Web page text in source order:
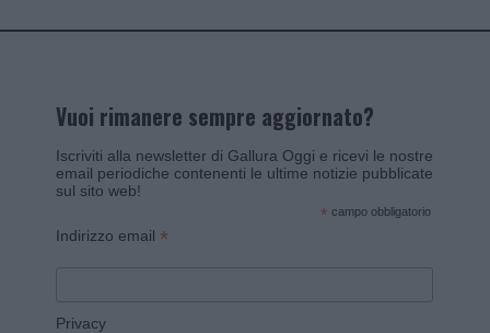
Vuoi rimanere sempre aggiornato?
Iscriviti alla newsletter di Gallura Oggi e ricevi le nostre
email periodiche contenenti le ultime notizie pubblicate
sul sito web!
* campo obbligatorio
Indirizzo email *
Privacy